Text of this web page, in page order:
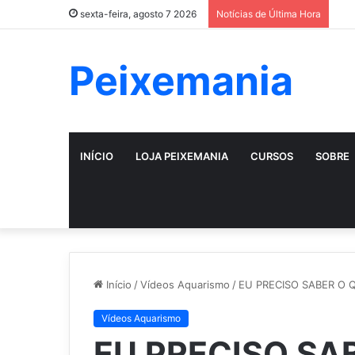
sexta-feira, agosto 7 2026 Notícias de Última Hora
Peixemania
INÍCIO LOJA PEIXEMANIA CURSOS SOBRE
Início /Vídeos Aquarismo / EU PRECISO SABER O
Vídeos Aquarismo